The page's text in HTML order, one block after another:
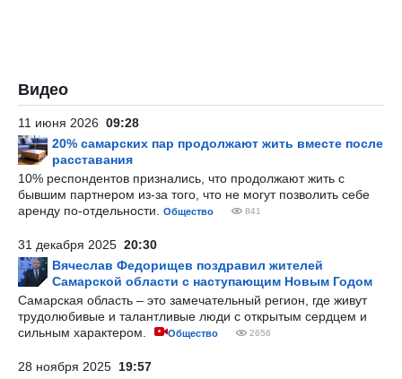
Видео
11 июня 2026 09:28
20% самарских пар продолжают жить вместе после
расставания
10% респондентов признались, что продолжают жить с
бывшим партнером из-за того, что не могут позволить себе
аренду по-отдельности.
Общество 841
31 декабря 2025 20:30
Вячеслав Федорищев поздравил жителей
Самарской области с наступающим Новым Годом
Самарская область – это замечательный регион, где живут
трудолюбивые и талантливые люди с открытым сердцем и
сильным характером.
Общество 2656
28 ноября 2025 19:57